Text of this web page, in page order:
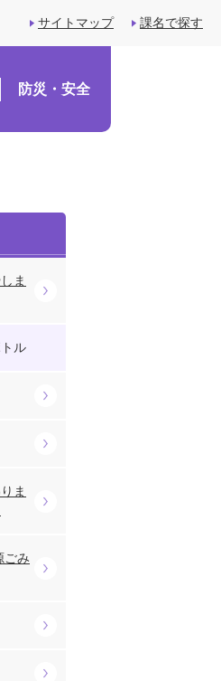
サイトマップ 課名で探す
防災・安全
ま
ル
ま
ごみ